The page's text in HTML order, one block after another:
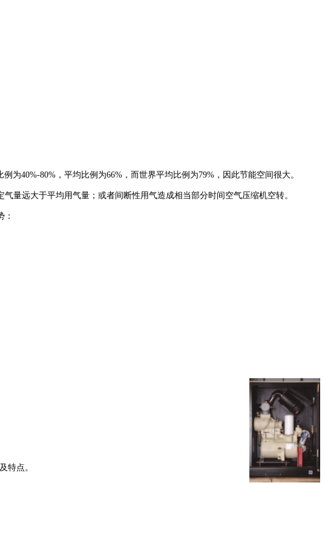
40%-80%，平均比例为66%，而世界平均比例为79%，因此节能空间很大。
量远大于平均用气量；或者间断性用气造成相当部分时间空气压缩机空转。
特点。